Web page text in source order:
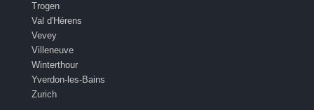
Trogen
Val d'Hérens
Vevey
Villeneuve
Winterthour
Yverdon-les-Bains
Zurich